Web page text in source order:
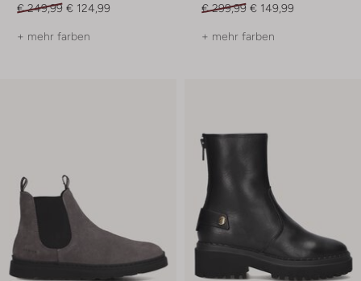
€ 249,99 € 124,99
+ mehr farben
€ 299,99 € 149,99
+ mehr farben